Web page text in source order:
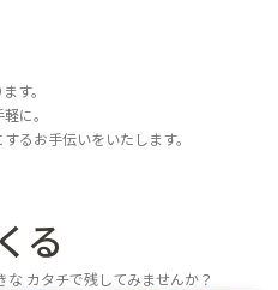
す。
に。
るお手伝いをいたします。
る
な カタチで残してみませんか？